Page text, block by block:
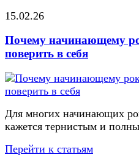
15.02.26
Почему начинающему
поверить в себя
Для многих начинающих
кажется тернистым и
Перейти к статьям